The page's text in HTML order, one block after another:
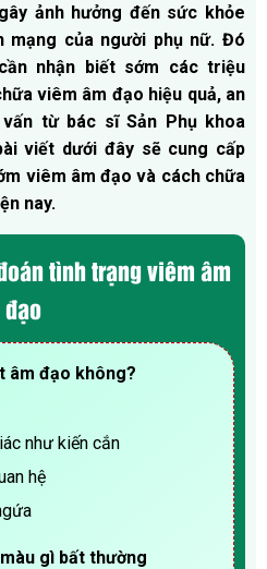
ảnh hưởng đến sức khỏe
mạng của người phụ nữ. Đó
nhận biết sớm các triệu
viêm âm đạo hiệu quả, an
từ bác sĩ Sản Phụ khoa
viết dưới đây sẽ cung cấp
viêm âm đạo và cách chữa
nay.
tình trạng viêm âm
đạo
âm đạo không?
như kiến cắn
hệ
gì bất thường